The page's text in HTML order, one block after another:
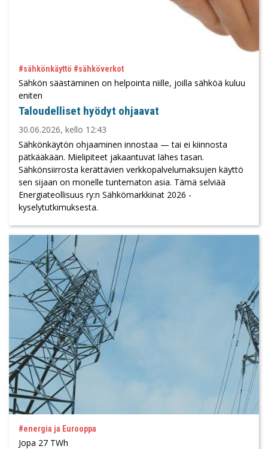
#sähkönkäyttö #sähköverkot
Sähkön säästäminen on helpointa niille, joilla sähköä kuluu
eniten
Taloudelliset hyödyt ohjaavat
30.06.2026, kello 12:43
Sähkönkäytön ohjaaminen innostaa — tai ei kiinnosta
pätkääkään. Mielipiteet jakaantuvat lähes tasan.
Sähkönsiirrosta kerättävien verkkopalvelumaksujen käyttö
sen sijaan on monelle tuntematon asia. Tämä selviää
Energiateollisuus ry:n Sähkömarkkinat 2026 -
kyselytutkimuksesta.
#energia ja Eurooppa
Jopa 27 TWh